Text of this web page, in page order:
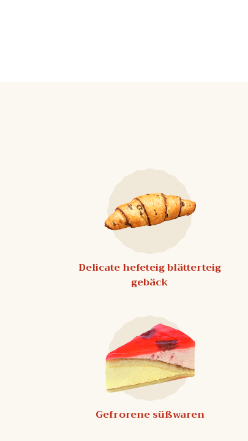
Delicate hefeteig blätterteig
gebäck
Gefrorene süßwaren